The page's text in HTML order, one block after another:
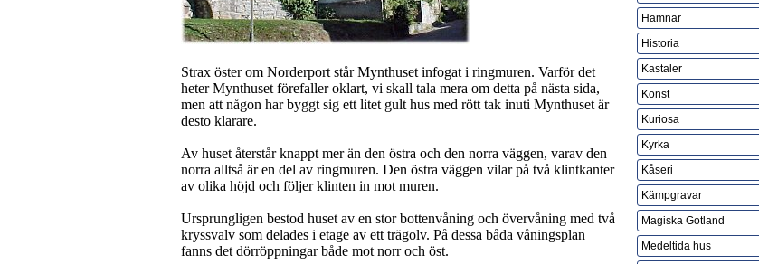
Strax öster om Norderport står Mynthuset infogat i ringmuren. Varför det
heter Mynthuset förefaller oklart, vi skall tala mera om detta på nästa sida,
men att någon har byggt sig ett litet gult hus med rött tak inuti Mynthuset är
desto klarare.
Av huset återstår knappt mer än den östra och den norra väggen, varav den
norra alltså är en del av ringmuren. Den östra väggen vilar på två klintkanter
av olika höjd och följer klinten in mot muren.
Ursprungligen bestod huset av en stor bottenvåning och övervåning med två
kryssvalv som delades i etage av ett trägolv. På dessa båda våningsplan
fanns det dörröppningar både mot norr och öst.
Hamnar
Historia
Kastaler
Konst
Kuriosa
Kyrka
Kåseri
Kämpgravar
Magiska Gotland
Medeltida hus